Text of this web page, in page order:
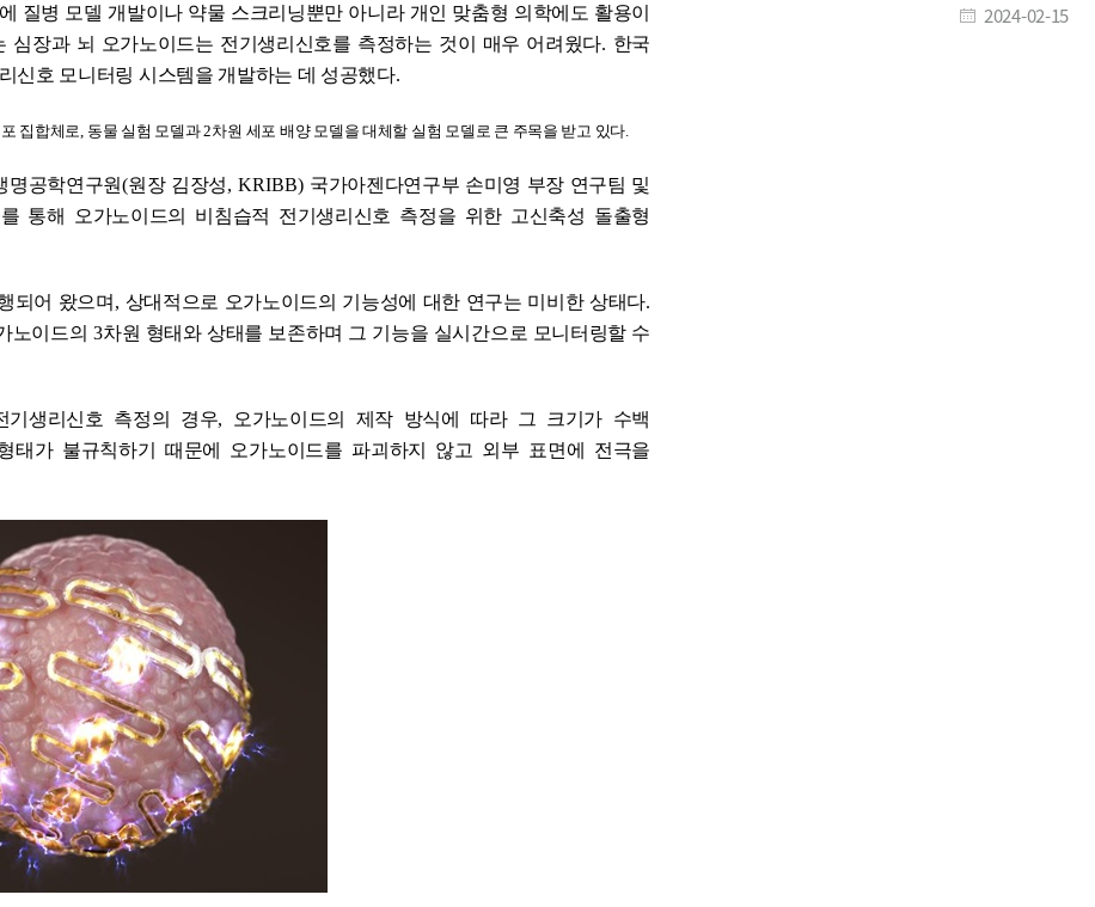
질병 모델 개발이나 약물 스크리닝뿐만 아니라 개인 맞춤형 의학에도 활용이
장과 뇌 오가노이드는 전기생리신호를 측정하는 것이 매우 어려웠다. 한국
신호 모니터링 시스템을 개발하는 데 성공했다.
집합체로 동물 실험 모델과2차원 세포 배양 모델을 대체할 실험 모델로 큰 주목을 받고 있다
명공학연구원(원장 김장성, KRIBB) 국가아젠다연구부 손미영 부장 연구팀 및
통해 오가노이드의 비침습적 전기생리신호 측정을 위한 고신축성 돌출형
되어 왔으며 , 상대적으로 오가노이드의 기능성에 대한 연구는 미비한 상태다.
노이드의 3차원 형태와 상태를 보존하며 그 기능을 실시간으로 모니터링할 수
생리신호 측정의 경우,
오가노이드의 제작 방식에 따라 그 크기가 수백
태가 불규칙하기 때문에 오가노이드를 파괴하지 않고 외부 표면에 전극을
2024-02-15